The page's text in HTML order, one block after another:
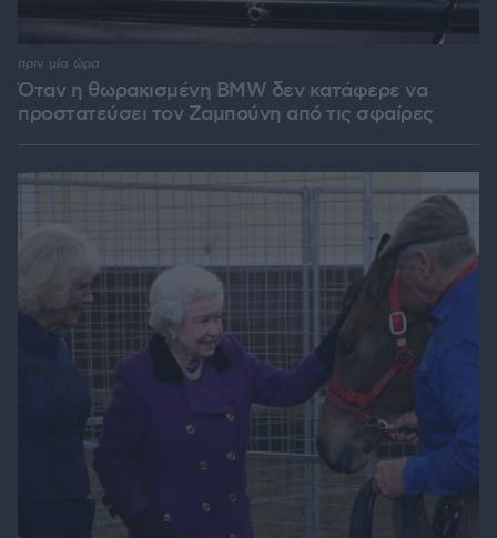
Όταν η θωρακισμένη BMW δεν κατάφερε να
προστατεύσει τον Ζαμπούνη από τις σφαίρες
πριν μία ώρα